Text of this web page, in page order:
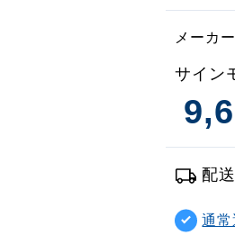
メーカ
サイン
配
通